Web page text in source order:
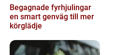
Begagnade fyrhjulingar
en smart genväg till mer
körglädje